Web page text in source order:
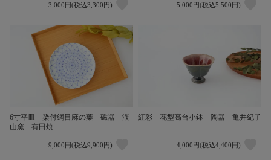
3,000円(税込3,300円) 5,000円(税込5,500円)
6寸平皿 染付網目麻の葉 磁器 渓
山窯 有田焼
9,000円(税込9,900円)
紅彩 花型高台小鉢 陶器 亀井紀子
4,000円(税込4,400円)